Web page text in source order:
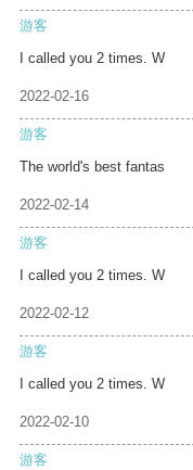
游客
I called you 2 times. W
2022-02-16
游客
The world's best fantas
2022-02-14
游客
I called you 2 times. W
2022-02-12
游客
I called you 2 times. W
2022-02-10
游客